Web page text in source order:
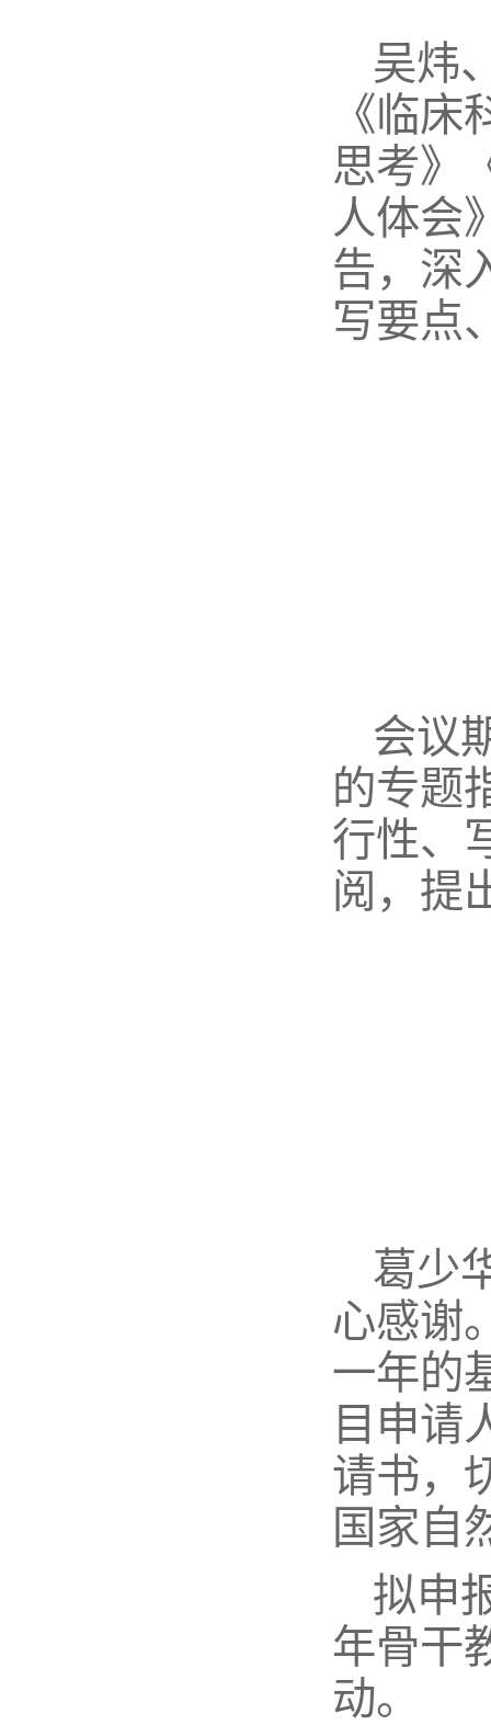
吴炜
《临
思考》
人体会
告，深
写要点
会议
的专题
行性、
阅，提
葛少
心感谢
一年的
目申请
请书，
国家自
拟申
年骨干
动。